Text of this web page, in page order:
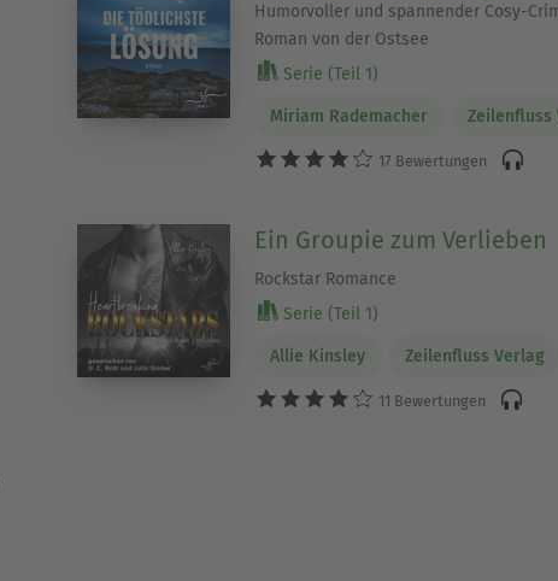
Humorvoller und spannender Cosy-
Roman von der Ostsee
Serie (Teil 1)
Miriam Rademacher Zeilenfluss
17 Bewertungen
Ein Groupie zum Verlieben
Rockstar Romance
Serie (Teil 1)
Allie Kinsley Zeilenfluss Verlag
11 Bewertungen